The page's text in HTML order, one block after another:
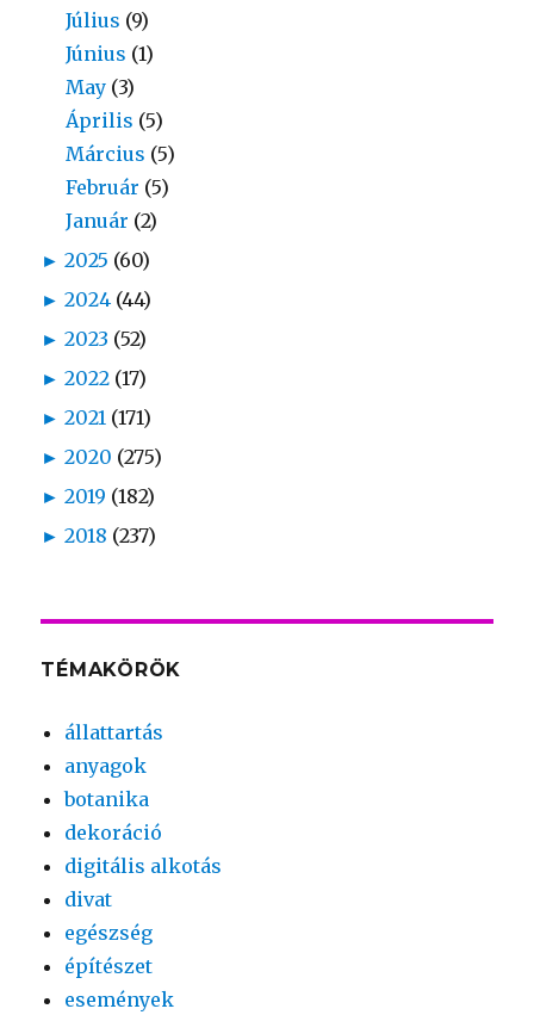
Július (9)
Június (1)
May (3)
Április (5)
Március (5)
Február (5)
Január (2)
► 2025 (60)
► 2024 (44)
► 2023 (52)
► 2022 (17)
► 2021 (171)
► 2020 (275)
► 2019 (182)
► 2018 (237)
TÉMAKÖRÖK
állattartás
anyagok
botanika
dekoráció
digitális alkotás
divat
egészség
építészet
események